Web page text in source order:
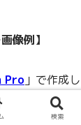
像例】
Pro 」で作成
検索